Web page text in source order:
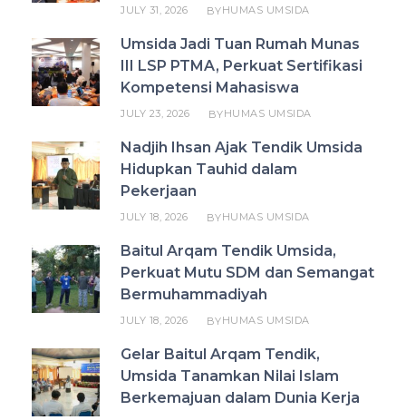
JULY 31, 2026 BYHUMAS UMSIDA
Umsida Jadi Tuan Rumah Munas
III LSP PTMA, Perkuat Sertifikasi
Kompetensi Mahasiswa
JULY 23, 2026 BYHUMAS UMSIDA
Nadjih Ihsan Ajak Tendik Umsida
Hidupkan Tauhid dalam
Pekerjaan
JULY 18, 2026 BYHUMAS UMSIDA
Baitul Arqam Tendik Umsida,
Perkuat Mutu SDM dan Semangat
Bermuhammadiyah
JULY 18, 2026 BYHUMAS UMSIDA
Gelar Baitul Arqam Tendik,
Umsida Tanamkan Nilai Islam
Berkemajuan dalam Dunia Kerja